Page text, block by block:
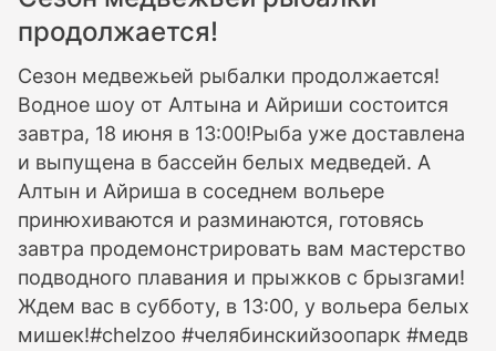
продолжается!
Сезон медвежьей рыбалки продолжается!
Водное шоу от Алтына и Айриши состоится
завтра, 18 июня в 13:00!Рыба уже доставлена
и выпущена в бассейн белых медведей. А
Алтын и Айриша в соседнем вольере
принюхиваются и разминаются, готовясь
завтра продемонстрировать вам мастерство
подводного плавания и прыжков с брызгами!
Ждем вас в субботу, в 13:00, у вольера белых
мишек!#chelzoo #челябинскийзоопарк #медв